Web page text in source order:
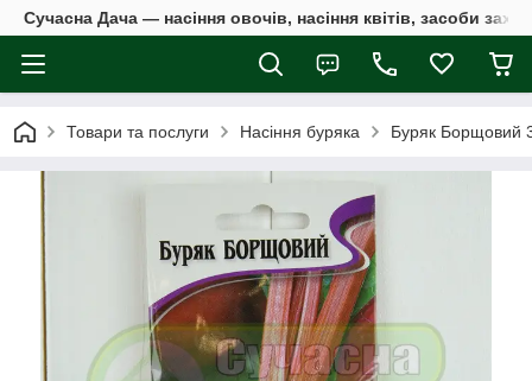
Сучасна Дача — насіння овочів, насіння квітів, засоби
Товари та послуги Насіння буряка Буряк Борщовий